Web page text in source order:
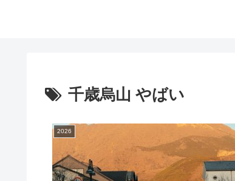
千歳烏山 やばい
2026